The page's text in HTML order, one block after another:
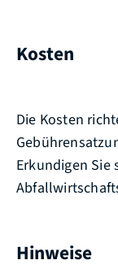
Kosten
Die Kosten
Erkundigen Sie
Hinweise